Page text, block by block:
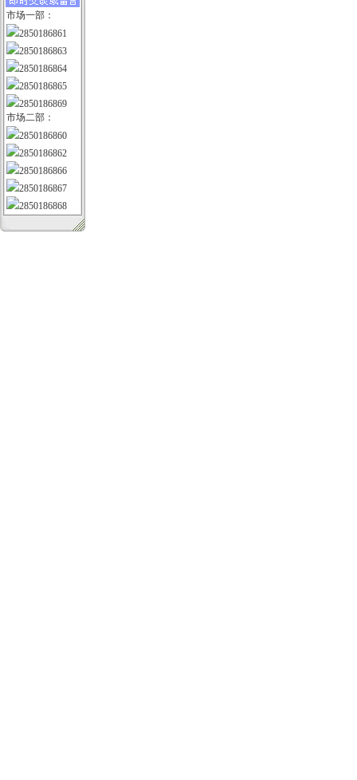
市场一部：
2850186861
2850186863
2850186864
2850186865
2850186869
市场二部：
2850186860
2850186862
2850186866
2850186867
2850186868